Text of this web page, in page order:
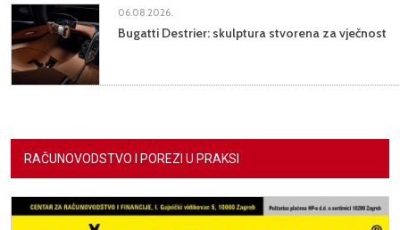
06.08.2026.
Bugatti Destrier: skulptura stvorena za vječnost
RAČUNOVODSTVO I POREZI U PRAKSI